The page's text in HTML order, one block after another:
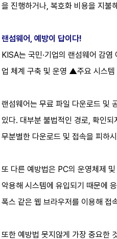
을 진행하거나, 복호화 비용을 지불
랜섬웨어, 예방이 답이다!
KISA는 국민·기업의 랜섬웨어 감
업 체계 구축 및 운영 ▲주요 시스
랜섬웨어는 무료 파일 다운로드 및
있다. 대부분 불법적인 경로, 확인
무분별한 다운로드 및 접속을 피하
또 다른 예방법은 PC의 운영체제
악용해 시스템에 유입되기 때문에
폭스 같은 웹 브라우저를 이용해 접
또한 예방법 못지않게 가장 중요한